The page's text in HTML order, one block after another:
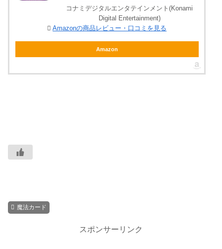
コナミデジタルエンタテインメント(Konami
Digital Entertainment)
Amazonの商品レビュー・口コミを見る
Amazon
魔法カード
スポンサーリンク